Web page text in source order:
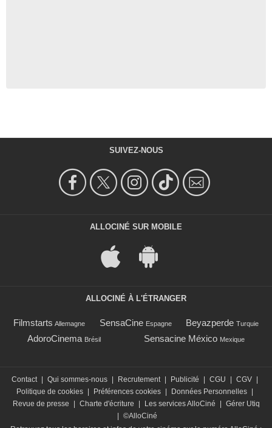
SUIVEZ-NOUS
ALLOCINÉ SUR MOBILE
ALLOCINÉ À L'ÉTRANGER
Filmstarts Allemagne SensaCine Espagne Beyazperde Turquie
AdoroCinema Brésil Sensacine México Mexique
Contact | Qui sommes-nous | Recrutement | Publicité | CGU | CGV |
Politique de cookies | Préférences cookies | Données Personnelles |
Revue de presse
| Charte d'écriture | Les services AlloCiné | Gérer Utiq
| ©AlloCiné